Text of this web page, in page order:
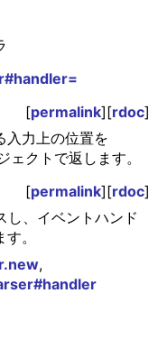
[permalink][rdoc]
入力上の位置を
ェクトで返します。
[permalink][rdoc]
し、イベントハンド
。
,